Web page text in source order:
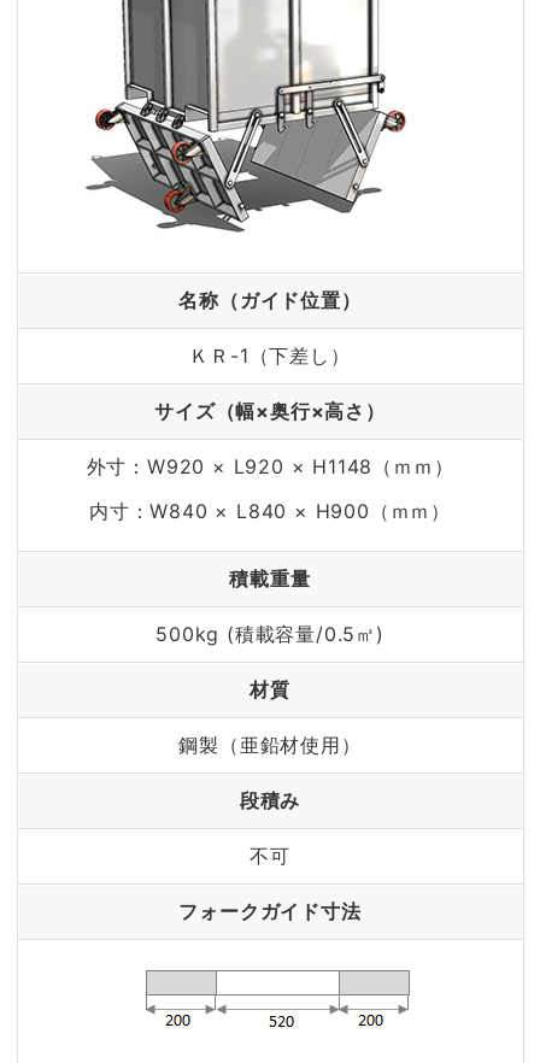
名称（ガイド位置）
ＫＲ-1（下差し）
サイズ（幅×奥行×高さ）
外寸：W920 × L920 × H1148（ｍｍ）
内寸：W840 × L840 × H900（ｍｍ）
積載重量
500kg (積載容量/0.5㎥)
材質
鋼製（亜鉛材使用）
段積み
不可
フォークガイド寸法